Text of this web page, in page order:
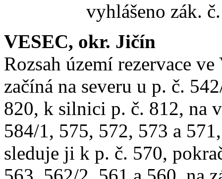
vyhlášeno zák.
VESEC, okr. Jičín
Rozsah území rezervace
začíná na severu u p. č.
820, k silnici p. č. 812, na
584/1, 575, 572, 573 a
sleduje ji k p. č. 570,